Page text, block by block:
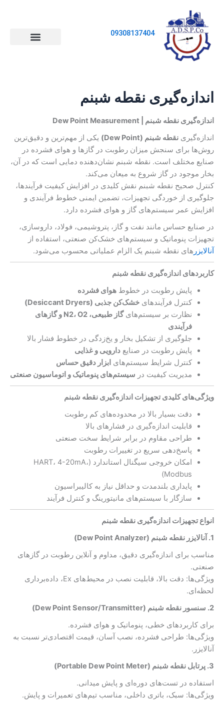
محتوا
09308137404
اندازه‌گیری نقطه شبنم
اندازه‌گیری نقطه شبنم | Dew Point Measurement
اندازه‌گیری نقطه شبنم (Dew Point)
یکی از مهم‌ترین و دقیق‌ترین
روش‌ها برای سنجش میزان رطوبت در گازها و هوای فشرده در
صنایع مختلف است. نقطه شبنم نشان‌دهنده دمایی است که در آن،
بخار موجود در گاز شروع به میعان می‌کند.
کنترل صحیح نقطه شبنم نقش کلیدی در افزایش کیفیت فرآیندها،
جلوگیری از خوردگی تجهیزات، تضمین ایمنی خطوط فرآیندی و
افزایش عمر سیستم‌های گاز و هوای فشرده دارد.
در صنایع حساس مانند نفت و گاز، پتروشیمی، فولاد، داروسازی،
تجهیزات پنوماتیک و سیستم‌های خشک‌کن صنعتی، استفاده از
آنالایزر های نقطه شبنم یک الزام عملیاتی محسوب می‌شود.
کاربردهای اندازه‌گیری نقطه شبنم
پایش رطوبت در خطوط هوای فشرده
کنترل فرآیندهای خشک‌کن‌ جذبی (Desiccant Dryers)
نظارت بر سیستم‌های
گاز طبیعی، N2، O2 و گازهای
فرآیندی
جلوگیری از تشکیل بخار و یخ‌زدگی در خطوط فشار بالا
پایش رطوبت در صنایع دارویی و غذایی
کنترل شرایط سیستم‌های ابزار دقیق حساس
مدیریت کیفیت در سیستم‌های پنوماتیک و اتوماسیون صنعتی
ویژگی‌های کلیدی تجهیزات اندازه‌گیری نقطه شبنم
دقت بسیار بالا در محدوده‌های کم رطوبت
قابلیت اندازه‌گیری در فشارهای بالا
طراحی مقاوم در برابر شرایط سخت صنعتی
پاسخ‌دهی سریع در تغییرات رطوبت
امکان خروجی سیگنال استاندارد (HART، 4-20mA،
Modbus)
پایداری بلندمدت و حداقل نیاز به کالیبراسیون
سازگار با سیستم‌های مانیتورینگ و کنترل فرآیند
انواع تجهیزات اندازه‌گیری نقطه شبنم
1. آنالایزر نقطه شبنم (Dew Point Analyzer)
مناسب برای اندازه‌گیری دقیق، مداوم و آنلاین رطوبت در گازهای
صنعتی.
ویژگی‌ها: دقت بالا، قابلیت نصب در محیط‌های Ex، داده‌برداری
لحظه‌ای.
2. سنسور نقطه شبنم (Dew Point Sensor/Transmitter)
برای کاربردهای خطی، پنوماتیک و هوای فشرده.
ویژگی‌ها: طراحی فشرده، نصب آسان، قیمت اقتصادی‌تر نسبت به
آنالایزر.
3. پرتابل نقطه شبنم (Portable Dew Point Meter)
استفاده در تست‌های دوره‌ای و پایش میدانی.
ویژگی‌ها: سبک، باتری داخلی، مناسب تیم‌های تعمیرات و پایش.